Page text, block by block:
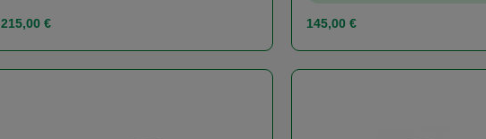
Regulärer Preis:
215,00 €
Produkt Anzahl: Gib den gewünschten Wert ein
Regulärer Preis:
145,00 €
Produkt